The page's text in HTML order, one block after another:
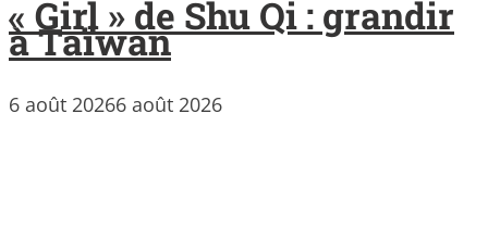
« Girl » de Shu Qi : grandir
à Taïwan
6 août 20266 août 2026